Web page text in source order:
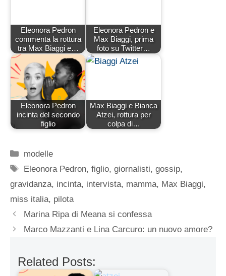
Eleonora Pedron
commenta la rottura
tra Max Biaggi e…
Eleonora Pedron e
Max Biaggi, prima
foto su Twitter…
Eleonora Pedron
incinta del secondo
figlio
Max Biaggi e Bianca
Atzei, rottura per
colpa di…
Categorie
modelle
Tag
Eleonora Pedron,figlio,giornalisti,gossip,
gravidanza, incinta, intervista, mamma, Max Biaggi,
miss italia, pilota
Marina Ripa di Meana si confessa
Marco Mazzanti e Lina Carcuro: un nuovo amore?
Related Posts: